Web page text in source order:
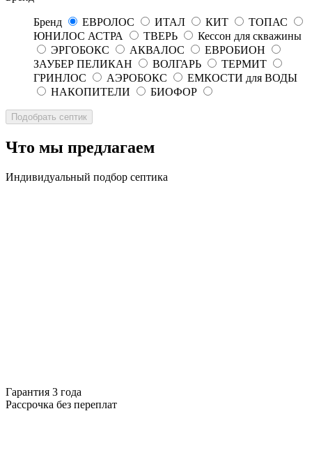
Бренд ЕВРОЛОС ИТАЛ КИТ
ТОПАС
ЮНИЛОС АСТРА
ТВЕРЬ
Кессон для скважины
ЭРГОБОКС
АКВАЛОС
ЕВРОБИОН
ЗАУБЕР ПЕЛИКАН
ВОЛГАРЬ
ТЕРМИТ
ГРИНЛОС
АЭРОБОКС
ЕМКОСТИ для ВОДЫ
НАКОПИТЕЛИ
БИОФОР
Что мы предлагаем
Индивидуальный подбор септика
Гарантия 3 года
Рассрочка без переплат